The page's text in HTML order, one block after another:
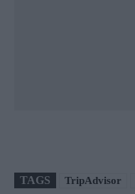
TAGS TripAdvisor